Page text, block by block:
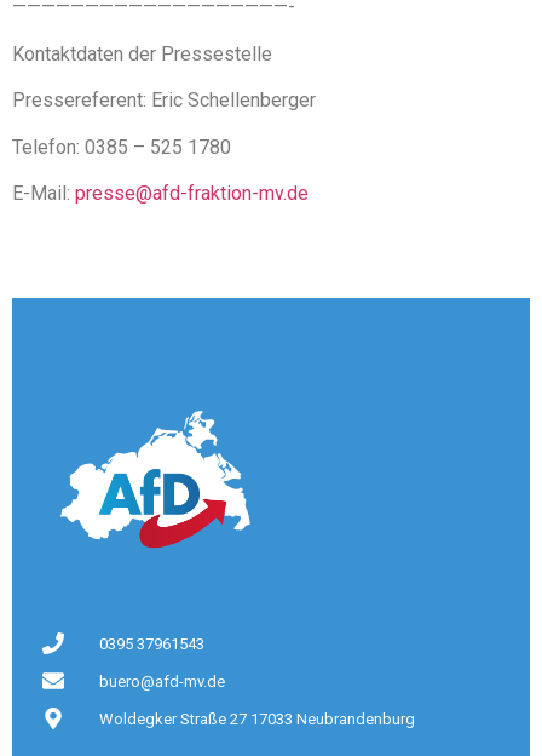
———————————————————-
Kontaktdaten der Pressestelle
Pressereferent: Eric Schellenberger
Telefon: 0385 – 525 1780
E-Mail: presse@afd-fraktion-mv.de
0395 37961543
buero@afd-mv.de
Woldegker Straße 27 17033 Neubrandenburg